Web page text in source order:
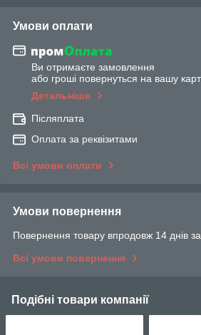
Умови оплати
Ви отримаєте замовлення
або гроші повернуться на вашу
Детальніше
Післяплата
Оплата за реквізитами
Всі умови оплати
Умови повернення
Повернення товару впродовж 14 днів
Всі умови повернення
Подібні товари компанії